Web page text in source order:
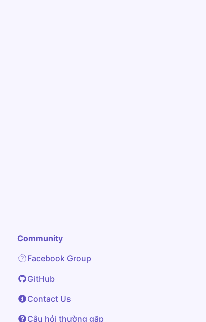
Community
Facebook Group
GitHub
Contact Us
Câu hỏi thường gặp